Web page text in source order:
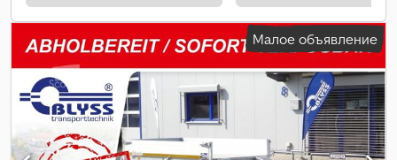
Малое объявление